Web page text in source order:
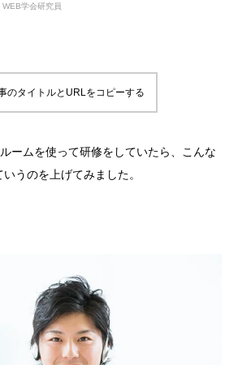
WEB学会研究員
のタイトルとURLをコピーする
ームを使って研修をしていたら、こんな
うのを上げてみました。